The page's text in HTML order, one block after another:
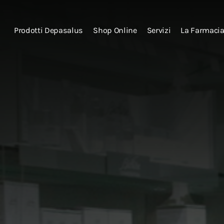
Prodotti Depasalus Shop Online Servizi La Farmacia